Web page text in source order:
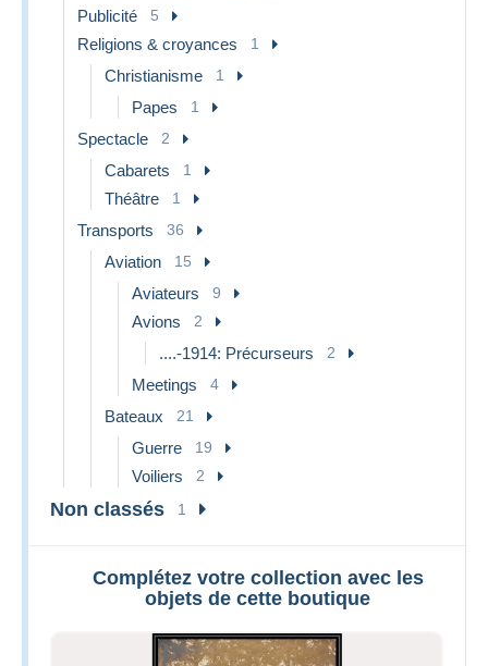
Publicité 5
Religions & croyances 1
Christianisme 1
Papes 1
Spectacle 2
Cabarets 1
Théâtre 1
Transports 36
Aviation 15
Aviateurs 9
Avions 2
....-1914: Précurseurs 2
Meetings 4
Bateaux 21
Guerre 19
Voiliers 2
Non classés 1
Complétez votre collection avec les
objets de cette boutique